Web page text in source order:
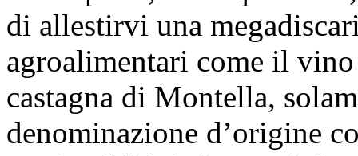
di allestirvi una
agroalimentari come il
castagna di Montella,
denominazione d’origine